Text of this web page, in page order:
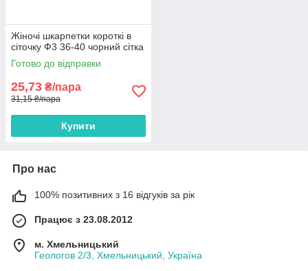
Жіночі шкарпетки короткі в
сіточку Ф3 36-40 чорний сітка
Готово до відправки
25,73 ₴/пара
31,15 ₴/пара
Купити
Про нас
100% позитивних з 16 відгуків за рік
Працює з 23.08.2012
м. Хмельницький
Геологов 2/3, Хмельницький, Україна